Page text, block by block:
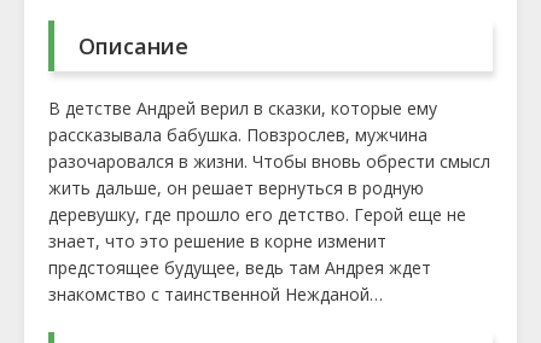
Описание
В детстве Андрей верил в сказки, которые ему
рассказывала бабушка. Повзрослев, мужчина
разочаровался в жизни. Чтобы вновь обрести смысл
жить дальше, он решает вернуться в родную
деревушку, где прошло его детство. Герой еще не
знает, что это решение в корне изменит
предстоящее будущее, ведь там Андрея ждет
знакомство с таинственной Нежданой…